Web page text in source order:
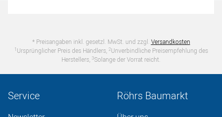
* Preisangaben inkl. gesetzl. MwSt. und zzgl. Versandkosten
1 Ursprünglicher Preis des Händlers, 2Unverbindliche Preisempfehlung des
Herstellers, 3Solange der Vorrat reicht.
Service Röhrs Baumarkt